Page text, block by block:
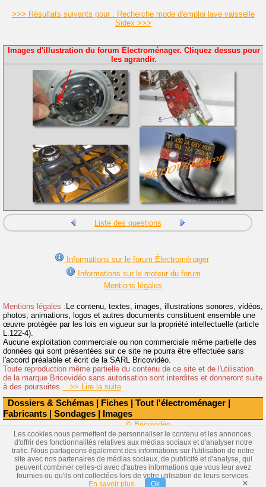
Dossiers & Schémas | Fiches | Tout l'électroménager |
Fabricants | Sondages | Images
>>> Résultats suivants pour : Recherche mode d'emploi lave vaisselle
Sidex >>>
Images d'illustration du forum Électroménager. Cliquez dessus pour
les agrandir.
Liste des questions
Informations sur le forum Électroménager
Informations sur le moteur du forum
Mentions légales
Mentions légales : Le contenu, textes, images, illustrations sonores, vidéos,
photos, animations, logos et autres documents constituent ensemble une
œuvre protégée par les lois en vigueur sur la propriété intellectuelle (article
L.122-4).
Aucune exploitation commerciale ou non commerciale même partielle des
données qui sont présentées sur ce site ne pourra être effectuée sans
l'accord préalable et écrit de la SARL Bricovidéo.
Toute reproduction même partielle du contenu de ce site et de l'utilisation
de la marque Bricovidéo sans autorisation sont interdites et donneront suite
à des poursuites.
>> Lire la suite
© Bricovidéo
Les cookies nous permettent de personnaliser le contenu et les annonces,
d'offrir des fonctionnalités relatives aux médias sociaux et d'analyser notre
trafic. Nous partageons également des informations sur l'utilisation de notre
site avec nos partenaires de médias sociaux, de publicité et d'analyse, qui
peuvent combiner celles-ci avec d'autres informations que vous leur avez
fournies ou qu'ils ont collectées lors de votre utilisation de leurs services.
En savoir plus
Ok ×